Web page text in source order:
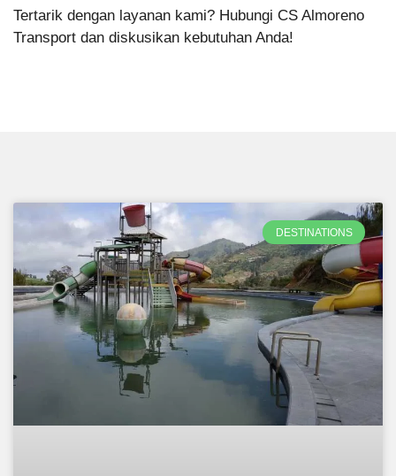
Tertarik dengan layanan kami? Hubungi CS Almoreno
Transport dan diskusikan kebutuhan Anda!
DESTINATIONS